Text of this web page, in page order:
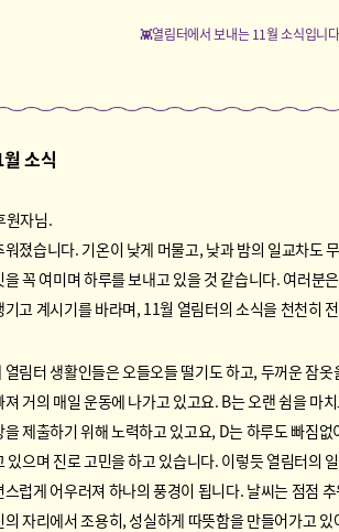
👾열림터에서 보내는 11월 소식입니
소식
원자님.
워졌습니다. 기온이 낮게 머물고, 낮과 밤의 일교차도
꼭 여미며 하루를 보내고 있을 것 같습니다. 여러분
기고 계시기를 바라며, 11월 열림터의 소식을 천천히
열림터 생활인들은 오들오들 떨기도 하고, 두꺼운 잠
져 거의 매일 운동에 나가고 있고요. B는 오랜 쉼을 마
을 제출하기 위해 노력하고 있고요, D는 하루도 빠짐
있으며 진로 고민을 하고 있습니다. 이렇듯 열림터의
스럽게 어우러져 하나의 풍경이 됩니다. 날씨는 점점
의 자리에서 조용히, 성실하게 따뜻함을 만들어가고 있